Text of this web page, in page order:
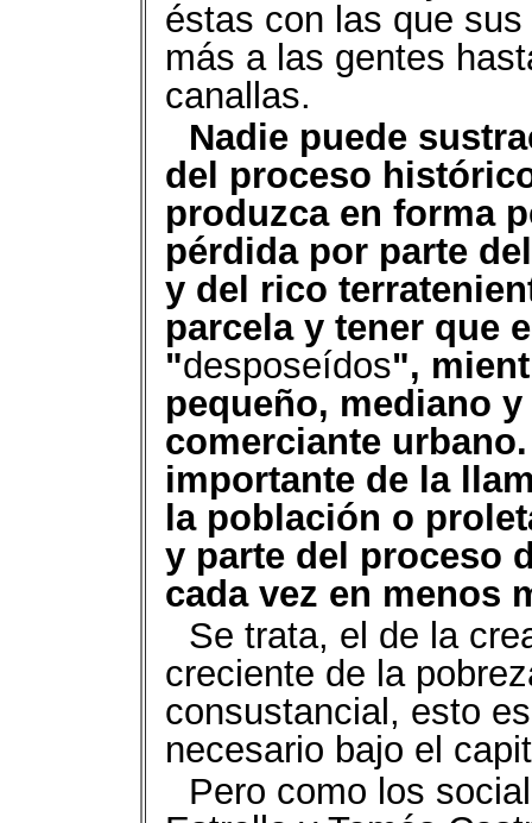
éstas con las que
más a las gentes
canallas.
Nadie puede
del proceso
produzca en forma
pérdida por parte
y del rico
parcela y tener que
"desposeídos",
pequeño, mediano
comerciante
importante de la
la población o
y parte del proceso
cada vez en menos
Se trata, el de la
creciente de la
consustancial, esto
necesario bajo el
Pero como los